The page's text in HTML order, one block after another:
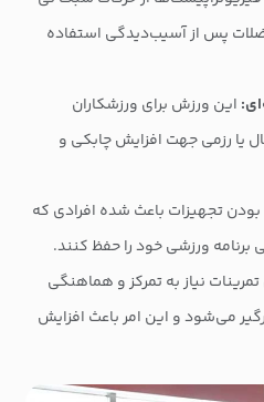
پس از آسیب‌دیدگی استفاده
این ورزش برای ورزشکاران
یا رزمی جهت افزایش چابکی و
تجهیزات باعث شده افرادی که
برنامه ورزشی خود را حفظ کنند.
نیاز به تمرکز و هماهنگی
می‌شود و این امر باعث افزایش